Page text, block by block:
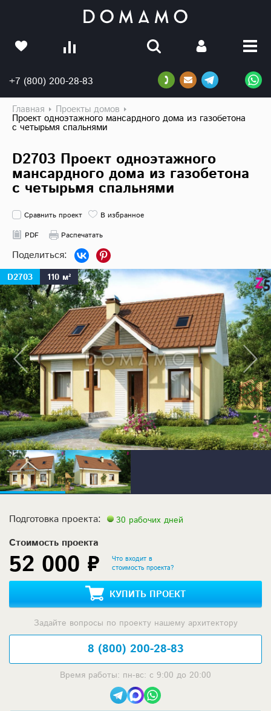
+7 (800) 200-28-83
Главная Проекты домов
Проект одноэтажного мансардного дома из газобетона
с четырьмя спальнями
D2703 Проект одноэтажного
мансардного дома из газобетона
с четырьмя спальнями
Сравнить проект
В избранное
PDF
Распечатать
D2703 110 м²
Подготовка проекта: 30 рабочих дней
Стоимость проекта
52 000 ₽
Что входит в
стоимость проекта?
КУПИТЬ ПРОЕКТ
Задайте вопросы по проекту нашему архитектору
8 (800) 200-28-83
Время работы: пн-вс: с 9:00 до 20:00